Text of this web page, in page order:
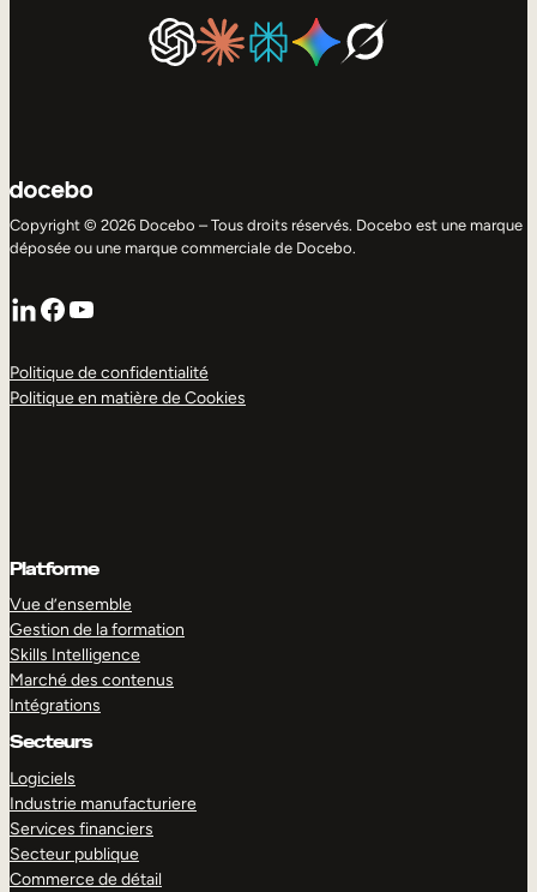
Copyright © 2026 Docebo – Tous droits réservés. Docebo est une marque
déposée ou une marque commerciale de Docebo.
LinkedIn
Facebook
YouTube
Politique de confidentialité
Politique en matière de Cookies
Platforme
Vue d’ensemble
Gestion de la formation
Skills Intelligence
Marché des contenus
Intégrations
Secteurs
Logiciels
Industrie manufacturiere
Services financiers
Secteur publique
Commerce de détail